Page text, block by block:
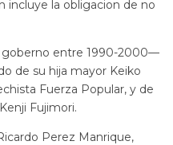
incluye la obligacion de no
entre 1990-2000—
de su hija mayor Keiko
Fuerza Popular, y de
Fujimori.
Perez Manrique,